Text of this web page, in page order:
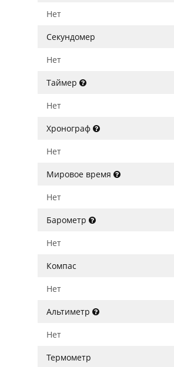
Нет
Секундомер
Нет
Таймер
Нет
Хронограф
Нет
Мировое время
Нет
Барометр
Нет
Компас
Нет
Альтиметр
Нет
Термометр